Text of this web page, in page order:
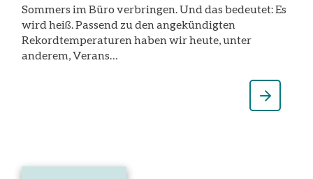
Sommers im Büro verbringen. Und das bedeutet: Es
wird heiß. Passend zu den angekündigten
Rekordtemperaturen haben wir heute, unter
anderem, Verans…